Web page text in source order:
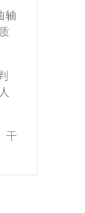
轴
干